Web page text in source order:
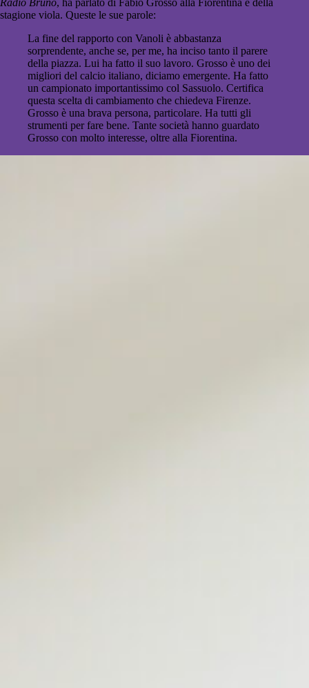
Radio Bruno, ha parlato di Fabio Grosso alla Fiorentina e della
stagione viola. Queste le sue parole:
La fine del rapporto con Vanoli è abbastanza
sorprendente, anche se, per me, ha inciso tanto il parere
della piazza. Lui ha fatto il suo lavoro. Grosso è uno dei
migliori del calcio italiano, diciamo emergente. Ha fatto
un campionato importantissimo col Sassuolo. Certifica
questa scelta di cambiamento che chiedeva Firenze.
Grosso è una brava persona, particolare. Ha tutti gli
strumenti per fare bene. Tante società hanno guardato
Grosso con molto interesse, oltre alla Fiorentina.